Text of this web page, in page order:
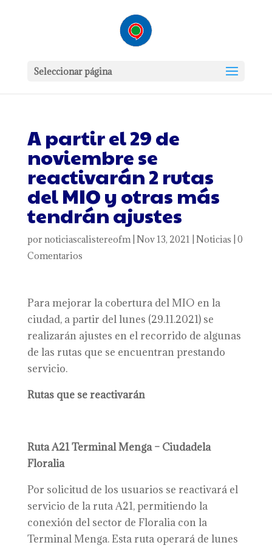
Seleccionar página
A partir el 29 de
noviembre se
reactivarán 2 rutas
del MIO y otras más
tendrán ajustes
por noticiascalistereofm| Nov 13, 2021 Noticias 0
Comentarios
Para mejorar la cobertura del MIO en la
ciudad, a partir del lunes (29.11.2021) se
realizarán ajustes en el recorrido de algunas
de las rutas que se encuentran prestando
servicio.
Rutas que se reactivarán
Ruta A21 Terminal Menga – Ciudadela
Floralia
Por solicitud de los usuarios se reactivará el
servicio de la ruta A21, permitiendo la
conexión del sector de Floralia con la
Terminal Menga. Esta ruta operará de lunes